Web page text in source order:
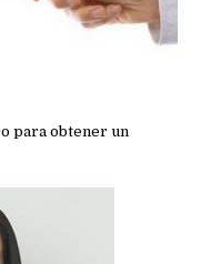
para obtener un